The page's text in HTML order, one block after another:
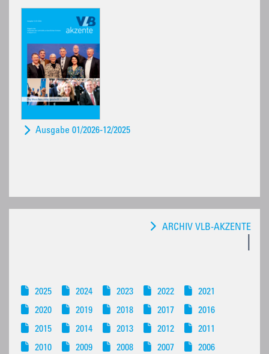
ARCHIV VLB-AKZENTE
2025 2024 2023 2022
2021
2020
2019 2018 2017
2016
2015
2014 2013 2012
2011
2010
2009 2008 2007
2006
Ausgabe 01/2026-12/2025